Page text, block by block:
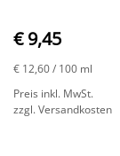
€ 9,45
€ 12,60/ 100 ml
Preis inkl. MwSt.
zzgl. Versandkosten